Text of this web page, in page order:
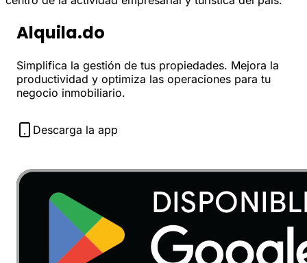
Alquila.do
Simplifica la gestión de tus propiedades. Mejora la
productividad y optimiza las operaciones para tu
negocio inmobiliario.
Descarga la app